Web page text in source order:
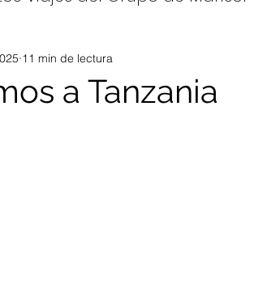
a Tanzania
11 min de lectura